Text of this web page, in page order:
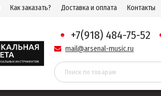
Как заказать? Доставка и оплата Контакты
+7(918) 484-75-52
mail@arsenal-music.ru